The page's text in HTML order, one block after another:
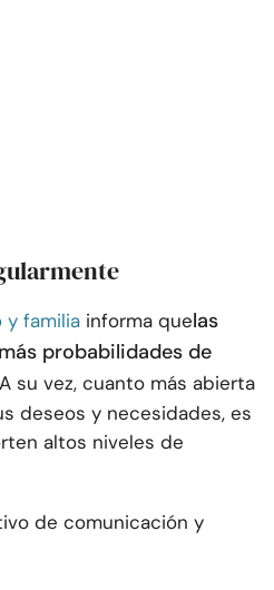
y familia informa quelas
probabilidades de
su vez, cuanto más abierta
deseos y necesidades, es
altos niveles de
de comunicación y